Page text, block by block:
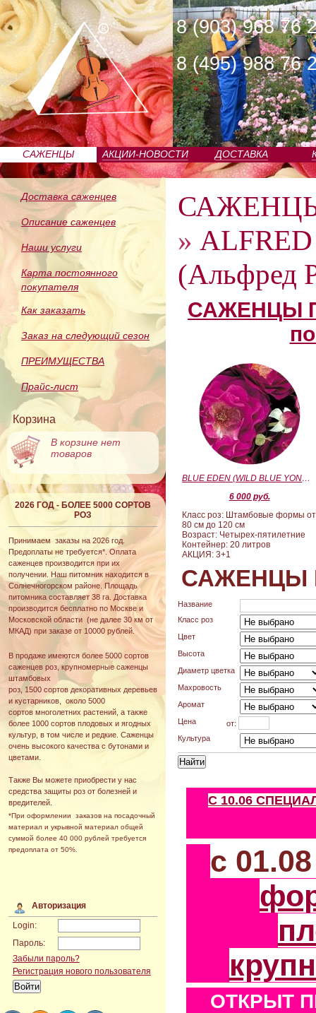
8 (903) 968 76
8 (495) 988 76
САЖЕНЦЫ
ПИТОМНИКА
АКЦИИ-НОВОСТИ ДОСТАВКА
Доставка саженцев
Описание саженцев
Наши услуги
Карта постоянного
покупателя
Как заказать
Заказ на следующий сезон
ПРЕИМУЩЕСТВА
Прайс-лист
Корзина
В корзине нет
товаров
2026 ГОД - БОЛЕЕ 5000 СОРТОВ
РОЗ
Принимаем заказы на 2026 год.
Предоплаты не требуется*. Оплата
саженцев производится при их
получении. Наш питомник находится в
Солнечногорском районе. Площадь
питомника составляет 38 га. Доставка
производится бесплатно по Москве и
Московской области (не далее 30 км от
МКАД) при заказе от 10000 рублей.
В продаже имеются более 5000 сортов
саженцев роз, крупномерные саженцы
штамбовых
роз, 1500 сортов декоративных деревьев
и кустарников, около 5000
сортов многолетних растений, а также
более 1000 сортов плодовых и ягодных
культур, в том числе и редкие. Саженцы
очень высокого качества с бутонами и
цветами.
Также Вы можете приобрести у нас
средства защиты роз от болезней и
вредителей.
*При оформлении заказов на посадочный
материал и укрывной материал общей
суммой более 40 000 рублей требуется
предоплата от 50%.
Авторизация
Login:
Пароль:
Забыли пароль?
Регистрация нового пользователя
»
(Альфред
САЖЕНЦЫ
BLUE EDEN (WILD BLUE YONDER) (Блю Эден)
6 000 руб.
Класс роз: Штамбовые формы от
80 см до 120 см
Возраст: Четырех-пятилетние
Контейнер: 20 литров
АКЦИЯ: 3+1
САЖЕНЦЫ
Название
Класс роз
Цвет
Высота
Диаметр цветка
Махровость
Аромат
Цена
от:
Культура
С 10.06
с
ОТКРЫТ